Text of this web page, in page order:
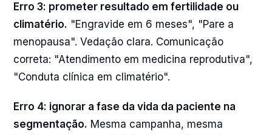
Erro 3: prometer resultado em fertilidade ou
climatério. "Engravide em 6 meses", "Pare a
menopausa". Vedação clara. Comunicação
correta: "Atendimento em medicina reprodutiva",
"Conduta clínica em climatério".
Erro 4: ignorar a fase da vida da paciente na
segmentação. Mesma campanha, mesma